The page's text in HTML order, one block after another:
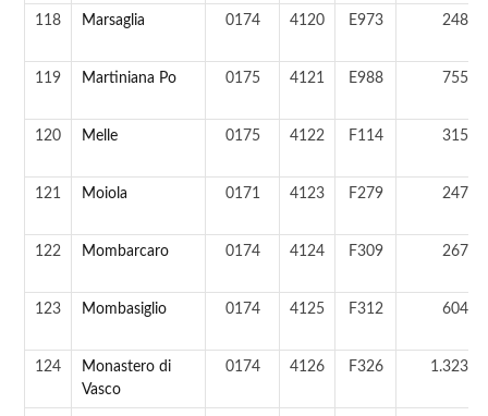
118 Marsaglia 0174 4120 E973 248 ab
119 Martiniana Po 0175 4121 E988 755 ab
120 Melle 0175 4122 F114 315 ab
121 Moiola 0171 4123 F279 247 ab
122 Mombarcaro 0174 4124 F309 267 ab
123 Mombasiglio 0174 4125 F312 604 ab
124
Monastero di
Vasco
0174 4126 F326 1.323 ab